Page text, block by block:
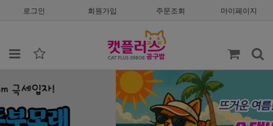
로그인 회원가입 주문조회 마이페이지